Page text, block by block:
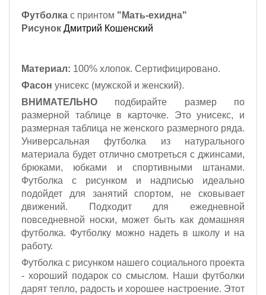
Футболка с принтом "Мать-ехидна"
Рисунок Дмитрий Кошенский
Материал: 100% хлопок. Сертифицировано.
Фасон унисекс (мужской и женский).
ВНИМАТЕЛЬНО подбирайте размер по
размерной таблице в карточке. Это унисекс, и
размерная таблица не женского размерного ряда.
Универсальная футболка из натурального
материала будет отлично смотреться с джинсами,
брюками, юбками и спортивными штанами.
Футболка с рисунком и надписью идеально
подойдет для занятий спортом, не сковывает
движений. Подходит для ежедневной
повседневной носки, может быть как домашняя
футболка. Футболку можно надеть в школу и на
работу.
Футболка с рисунком нашего социального проекта
- хороший подарок со смыслом. Наши футболки
дарят тепло, радость и хорошее настроение. Этот